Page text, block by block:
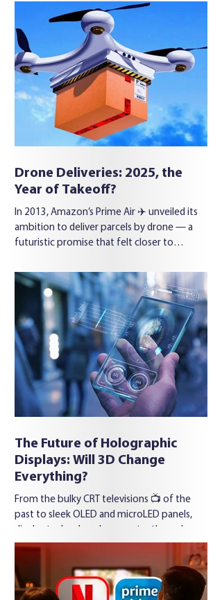
subscriptions. Instead of juggling multiple
platforms or paying for expensive cable
packages, IPTV offers a convenient way to
access a wide range of content in one place.
This post explains why IPTV subscriptions
have become popular, especially in the UK,
and guides readers on how to select the
best IPTV provider for their needs. Un écran
de télévision montrant un match de
football en direct
Drone Deliveries: 2025, the
Year of Takeoff?
In 2013, Amazon’s Prime Air ✈️ unveiled its
ambition to deliver parcels by drone — a
futuristic promise that felt closer to
other giants like Google Wing 🚀, DHL, and
UPS have tested similar concepts. Fast
forward to 2024: pilot projects are no
longer experiments in secrecy. In the United
States, Europe, Africa, and Asia , drones
already transport medicine, e-commerce
packages 🛍️, and even food supplies 🍎. The
central questio
The Future of Holographic
Displays: Will 3D Change
Everything?
From the bulky CRT televisions 📺 of the
past to sleek OLED and microLED panels,
toward sharper...